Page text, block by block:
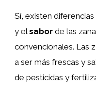
Sí, existen
y elsabor de las
convencionales. Las
a ser más frescas y
de pesticidas y